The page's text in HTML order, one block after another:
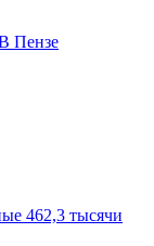
Пензе
462,3 тысячи